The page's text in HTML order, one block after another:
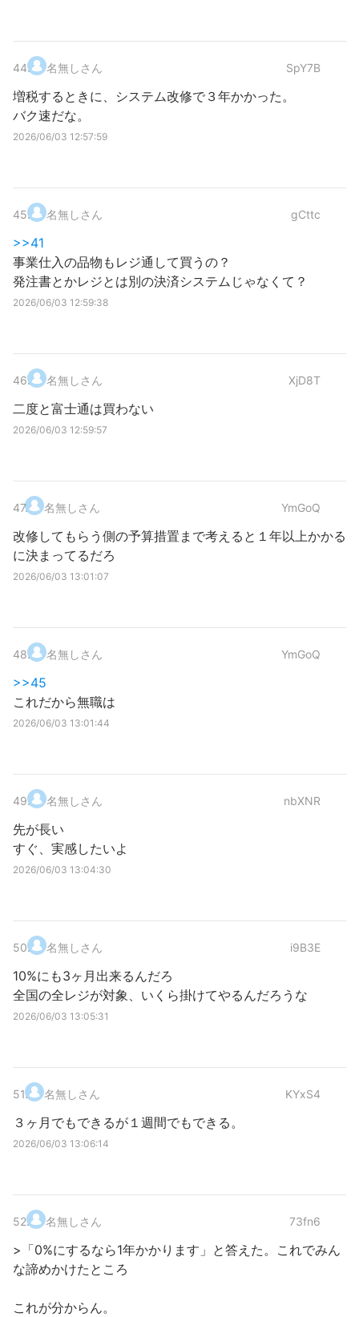
44. 名無しさん SpY7B
増税するときに、システム改修で３年かかった。
バク速だな。
2026/06/03 12:57:59
45. 名無しさん gCttc
>>41
事業仕入の品物もレジ通して買うの？
発注書とかレジとは別の決済システムじゃなくて？
2026/06/03 12:59:38
46. 名無しさん XjD8T
二度と富士通は買わない
2026/06/03 12:59:57
47. 名無しさん YmGoQ
改修してもらう側の予算措置まで考えると１年以上かかる
に決まってるだろ
2026/06/03 13:01:07
48. 名無しさん YmGoQ
>>45
これだから無職は
2026/06/03 13:01:44
49. 名無しさん nbXNR
先が長い
すぐ、実感したいよ
2026/06/03 13:04:30
50. 名無しさん i9B3E
10%にも3ヶ月出来るんだろ
全国の全レジが対象、いくら掛けてやるんだろうな
2026/06/03 13:05:31
51. 名無しさん KYxS4
３ヶ月でもできるが１週間でもできる。
2026/06/03 13:06:14
52. 名無しさん 73fn6
>「0%にするなら1年かかります」と答えた。これでみん
な諦めかけたところ
これが分からん。